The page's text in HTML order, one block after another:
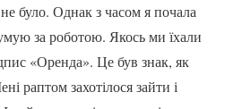
було. Однак з часом я почала
за роботою. Якось ми їхали
«Оренда». Це був знак, як
раптом захотілося зайти і